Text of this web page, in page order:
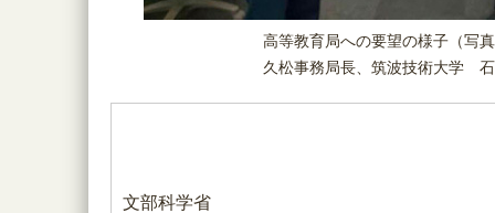
高等教育局への要望の様子（
久松事務局長、筑波技術大学
文部科学省